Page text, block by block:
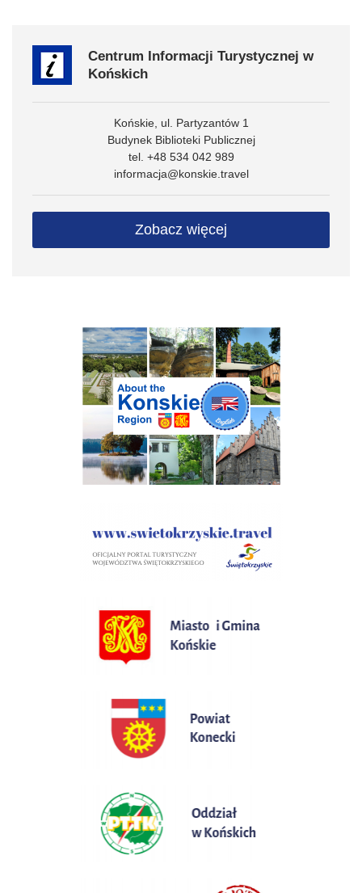
Centrum Informacji Turystycznej w
Końskich
Końskie, ul. Partyzantów 1
Budynek Biblioteki Publicznej
tel. +48 534 042 989
informacja@konskie.travel
Zobacz więcej